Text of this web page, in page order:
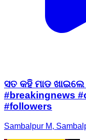
ସତ କହି ମାଡ
#breakingnews
#followers
Sambalpur M,